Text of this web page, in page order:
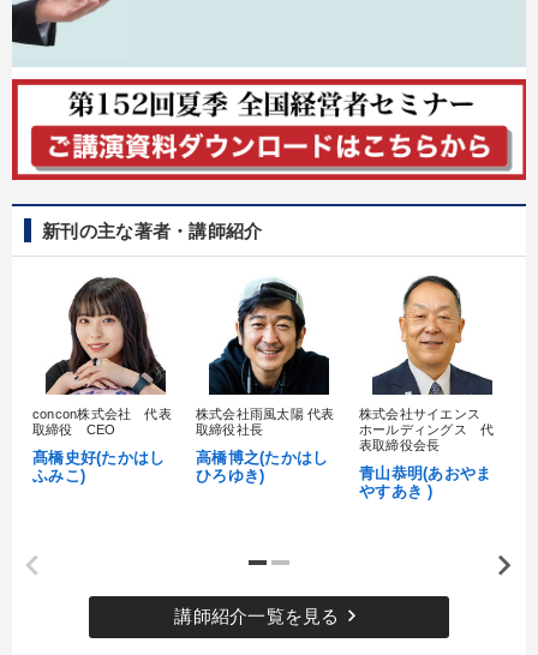
新刊の主な著者・講師紹介
concon株式会社 代表
取締役 CEO
髙橋史好(たかはし
ふみこ)
株式会社雨風太陽 代表
取締役社長
高橋博之(たかはし
ひろゆき)
株式会社サイエンス
ホールディングス 代
表取締役会長
青山恭明(あおやま
やすあき )
講師紹介一覧を見る keyboard_arrow_right